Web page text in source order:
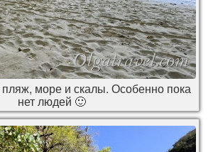
море и скалы. Особенно пока
нет людей 🙂